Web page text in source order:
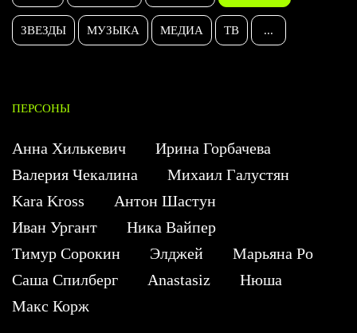
ЗВЕЗДЫ МУЗЫКА МЕДИА ТВ ...
ПЕРСОНЫ
Анна Хилькевич
Ирина Горбачева
Валерия Чекалина
Михаил Галустян
Kara Kross
Антон Шастун
Иван Ургант
Ника Вайпер
Тимур Сорокин
Элджей
Марьяна Ро
Саша Спилберг
Anastasiz
Нюша
Макс Корж